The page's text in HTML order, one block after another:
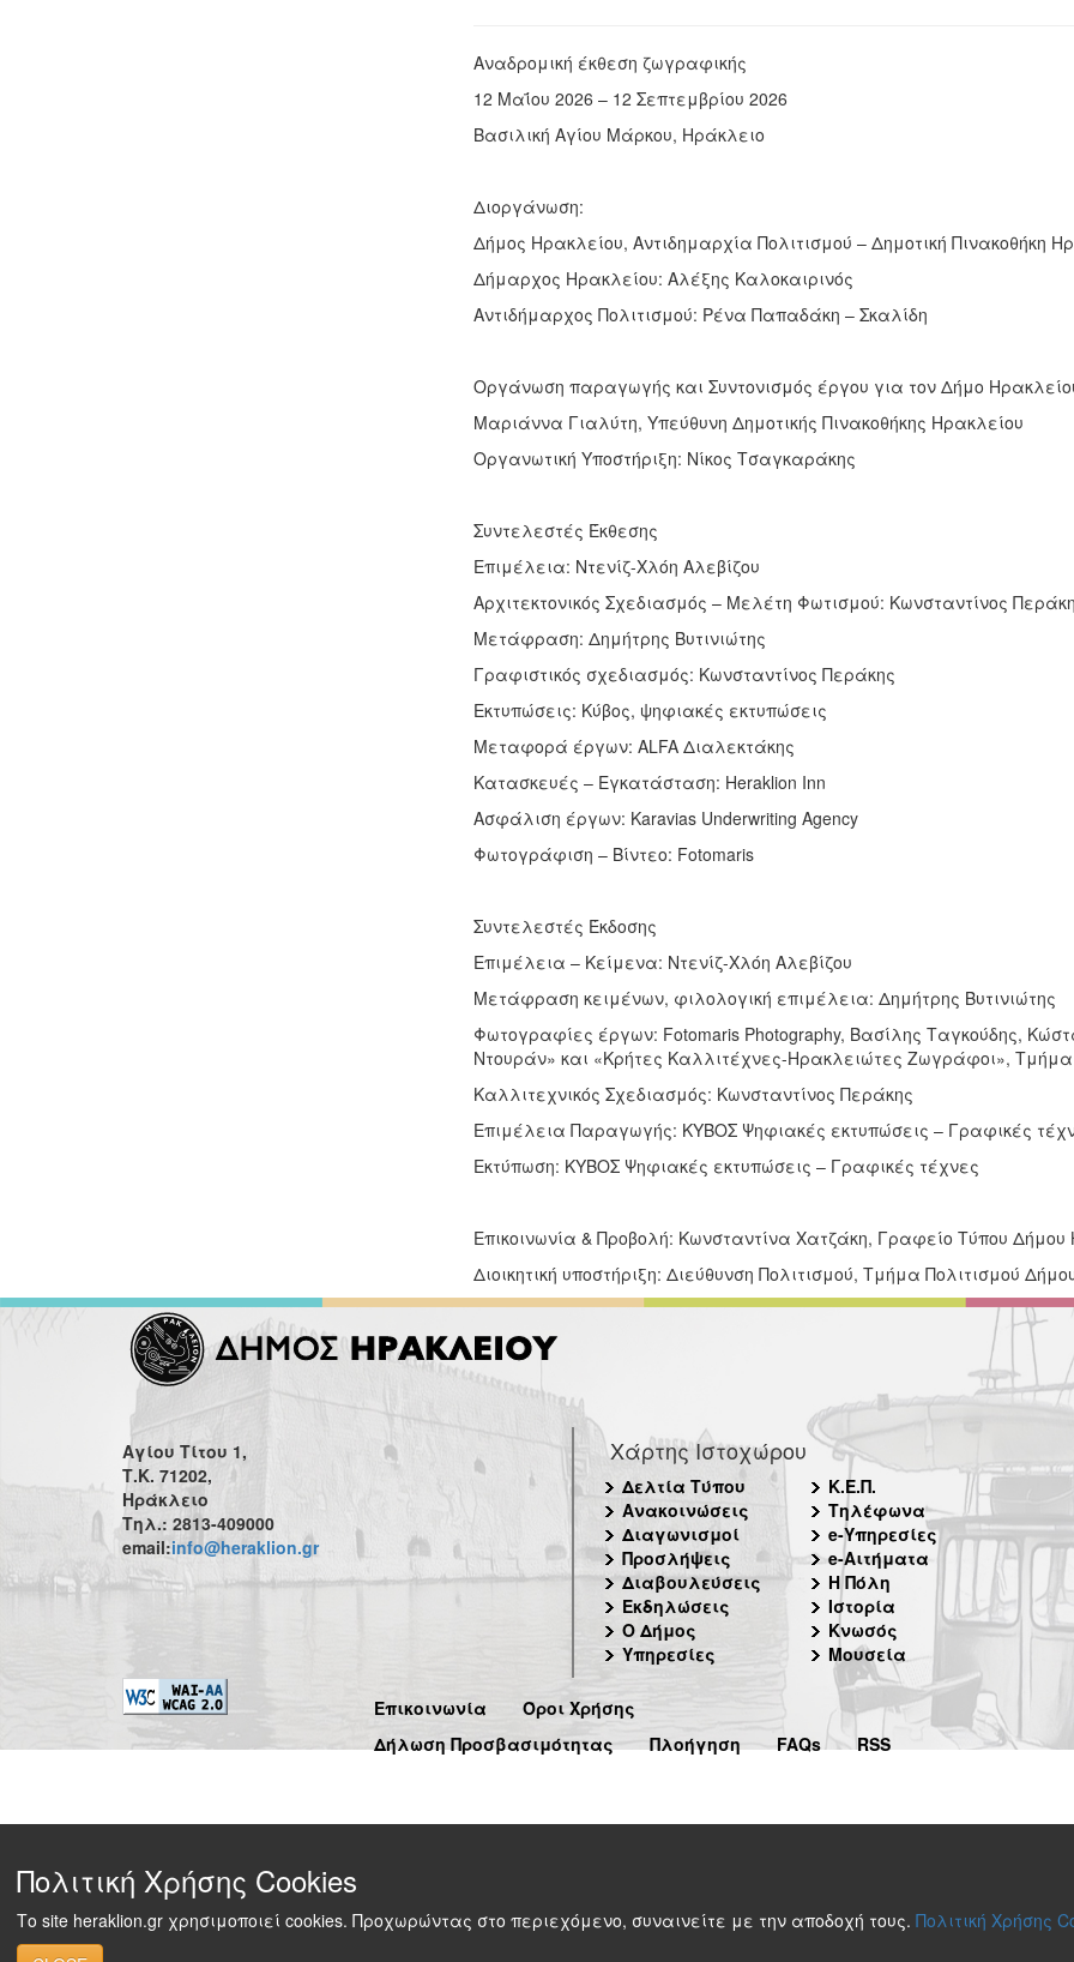
Αναδρομική έκθεση ζωγραφικής
12 Μαΐου 2026 – 12 Σεπτεμβρίου 2026
Βασιλική Αγίου Μάρκου, Ηράκλειο
Διοργάνωση:
Δήμος Ηρακλείου, Αντιδημαρχία Πολιτισμού – Δημοτική Πινακοθήκη
Δήμαρχος Ηρακλείου: Αλέξης Καλοκαιρινός
Αντιδήμαρχος Πολιτισμού: Ρένα Παπαδάκη – Σκαλίδη
Οργάνωση παραγωγής και Συντονισμός έργου για τον Δήμο
Μαριάννα Γιαλύτη, Υπεύθυνη Δημοτικής Πινακοθήκης Ηρακλείου
Οργανωτική Υποστήριξη: Νίκος Τσαγκαράκης
Συντελεστές Έκθεσης
Επιμέλεια: Ντενίζ-Χλόη Αλεβίζου
Αρχιτεκτονικός Σχεδιασμός – Μελέτη Φωτισμού: Κωνσταντίνος
Μετάφραση: Δημήτρης Βυτινιώτης
Γραφιστικός σχεδιασμός: Κωνσταντίνος Περάκης
Εκτυπώσεις: Κύβος, ψηφιακές εκτυπώσεις
Μεταφορά έργων: ALFA Διαλεκτάκης
Κατασκευές – Εγκατάσταση: Heraklion Inn
Ασφάλιση έργων: Karavias Underwriting Agency
Φωτογράφιση – Βίντεο: Fotomaris
Συντελεστές Έκδοσης
Επιμέλεια – Κείμενα: Ντενίζ-Χλόη Αλεβίζου
Μετάφραση κειμένων, φιλολογική επιμέλεια: Δημήτρης Βυτινιώτης
Φωτογραφίες έργων: Fotomaris Photography, Βασίλης Ταγκούδης,
Ντουράν» και «Κρήτες Καλλιτέχνες-Ηρακλειώτες Ζωγράφοι», Τμήμα
Καλλιτεχνικός Σχεδιασμός: Κωνσταντίνος Περάκης
Επιμέλεια Παραγωγής: ΚΥΒΟΣ Ψηφιακές εκτυπώσεις – Γραφικές
Εκτύπωση: ΚΥΒΟΣ Ψηφιακές εκτυπώσεις – Γραφικές τέχνες
Επικοινωνία & Προβολή: Κωνσταντίνα Χατζάκη, Γραφείο Τύπου Δήμου
Διοικητική υποστήριξη: Διεύθυνση Πολιτισμού, Τμήμα Πολιτισμού
Αγίου Τίτου 1,
Τ.Κ. 71202,
Ηράκλειο
Τηλ.: 2813-409000
email:info@heraklion.gr
Χάρτης Ιστοχώρου
Δελτία Τύπου
Ανακοινώσεις
Διαγωνισμοί
Προσλήψεις
Διαβουλεύσεις
Εκδηλώσεις
Ο Δήμος
Υπηρεσίες
Κ.Ε.Π.
Τηλέφωνα
e-Υπηρεσίες
e-Αιτήματα
Η Πόλη
Ιστορία
Κνωσός
Μουσεία
Επικοινωνία
Όροι Χρήσης
Δήλωση Προσβασιμότητας
Πλοήγηση FAQs RSS
Πολιτική Χρήσης Cookies
Το site heraklion.gr χρησιμοποιεί cookies. Προχωρώντας στο περιεχόμενο, συναινείτε με την αποδοχή τους. Πολιτική Χρήσης